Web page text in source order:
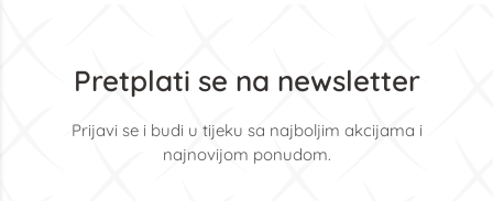
Pretplati se na newsletter
Prijavi se i budi u tijeku sa najboljim akcijama i
najnovijom ponudom.